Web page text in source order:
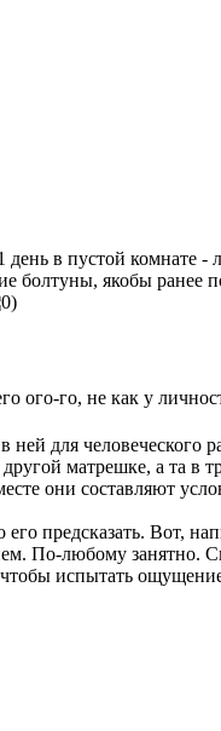
в пустой комнате -
болтуны, якобы ранее
ого-го, не как у
для человеческого
матрешке, а та в
они составляют
предсказать. Вот,
По-любому занятно.
испытать